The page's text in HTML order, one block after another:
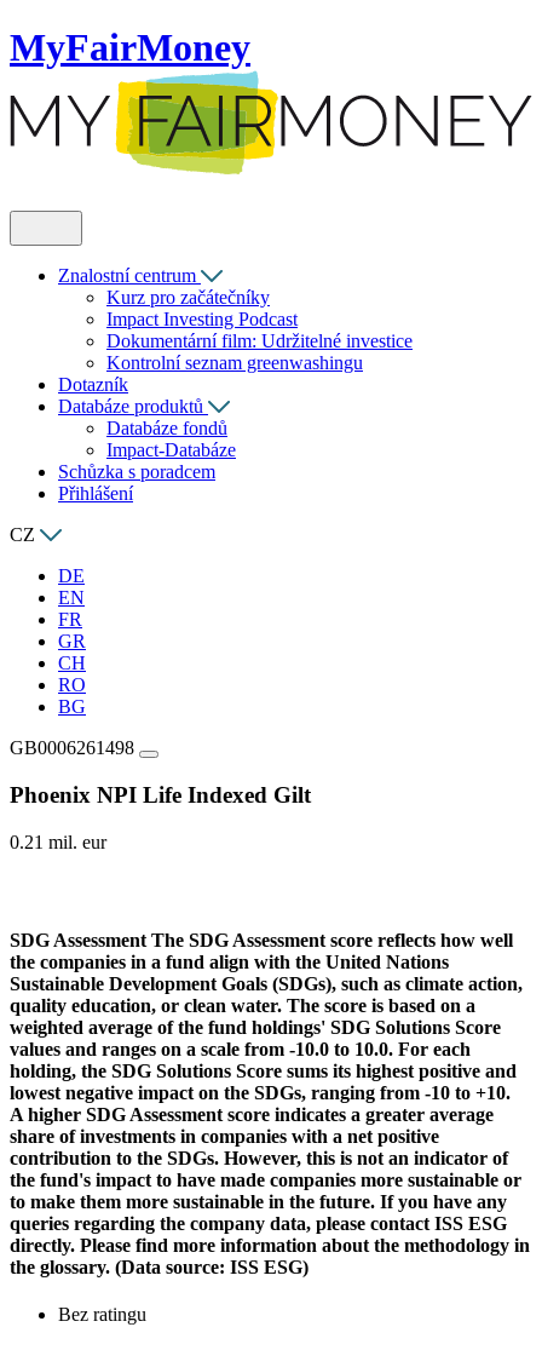
MyFairMoney
Znalostní centrum
Kurz pro začátečníky
Impact Investing Podcast
Dokumentární film: Udržitelné investice
Kontrolní seznam greenwashingu
Dotazník
Databáze produktů
Databáze fondů
Impact-Databáze
Schůzka s poradcem
Přihlášení
CZ
DE
EN
FR
GR
CH
RO
BG
GB0006261498
Phoenix NPI Life Indexed Gilt
0.21 mil. eur
SDG Assessment The SDG Assessment score reflects how well
the companies in a fund align with the United Nations
Sustainable Development Goals (SDGs), such as climate action,
quality education, or clean water. The score is based on a
weighted average of the fund holdings' SDG Solutions Score
values and ranges on a scale from -10.0 to 10.0. For each
holding, the SDG Solutions Score sums its highest positive and
lowest negative impact on the SDGs, ranging from -10 to +10.
A higher SDG Assessment score indicates a greater average
share of investments in companies with a net positive
contribution to the SDGs. However, this is not an indicator of
the fund's impact to have made companies more sustainable or
to make them more sustainable in the future. If you have any
queries regarding the company data, please contact ISS ESG
directly. Please find more information about the methodology in
the glossary. (Data source: ISS ESG)
Bez ratingu